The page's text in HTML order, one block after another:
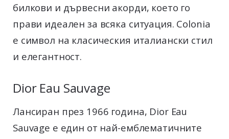
билкови и дървесни акорди, което го
прави идеален за всяка ситуация. Colonia
е символ на класическия италиански стил
и елегантност.
Dior Eau Sauvage
Лансиран през 1966 година, Dior Eau
Sauvage е един от най-емблематичните